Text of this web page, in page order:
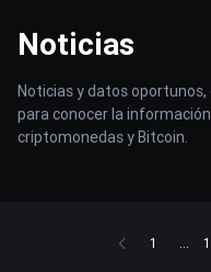
Noticias
Noticias y datos
para conocer la
criptomonedas y Bitcoin.
1 ...